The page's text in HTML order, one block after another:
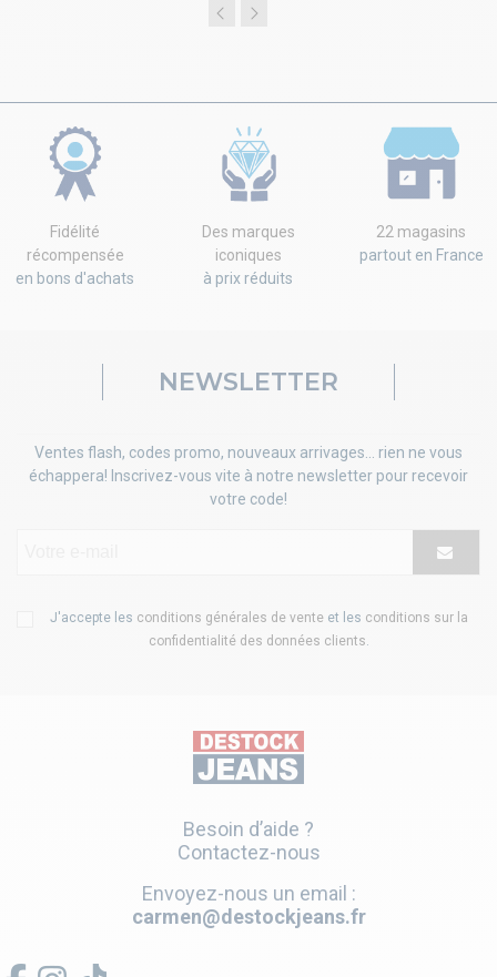
Fidélité
récompensée
en bons d'achats
Des marques
iconiques
à prix réduits
22 magasins
partout en France
NEWSLETTER
Ventes flash, codes promo, nouveaux arrivages... rien ne vous
échappera! Inscrivez-vous vite à notre newsletter pour recevoir
votre code!
J'accepte les conditions générales de vente et les conditions sur la
confidentialité des données clients
Besoin d’aide ?
Contactez-nous
Envoyez-nous un email :
carmen@destockjeans.fr